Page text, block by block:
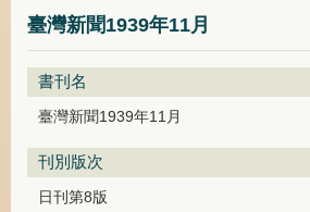
臺灣新聞1939年11月
書刊名
臺灣新聞1939年11月
刊別版次
日刊第8版